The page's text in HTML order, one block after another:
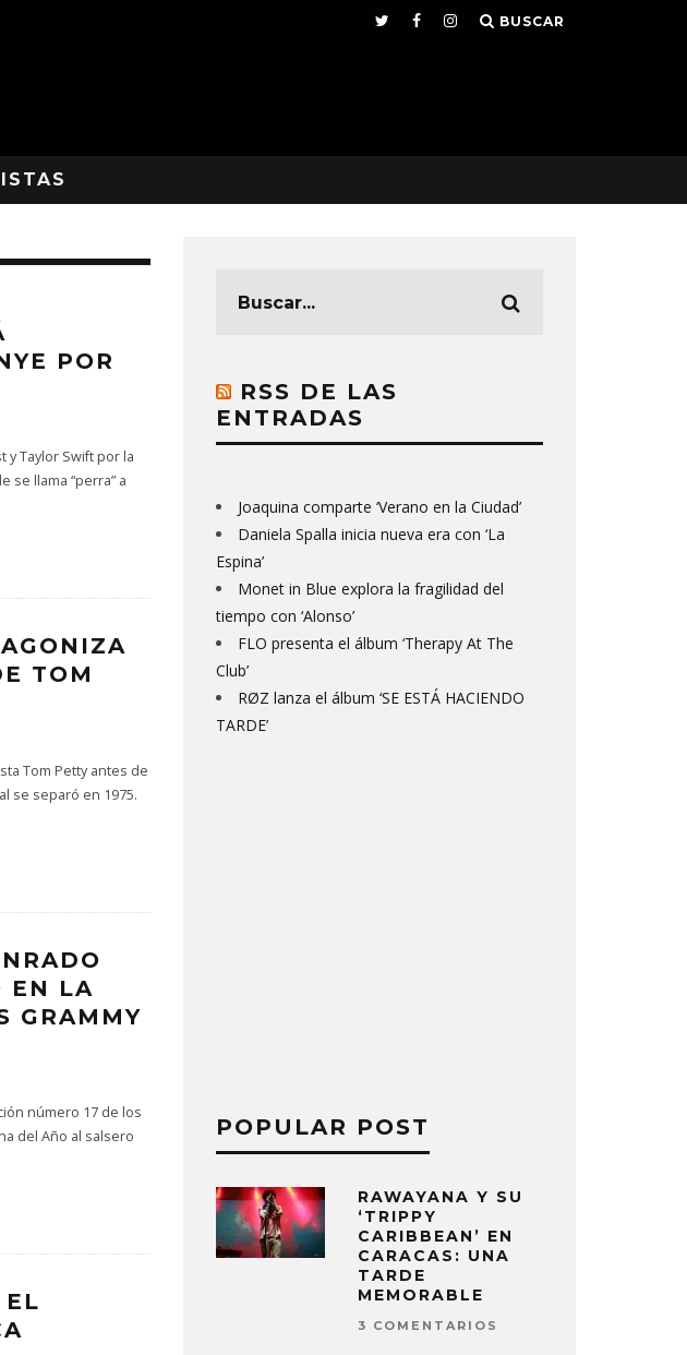
BUSCAR
POR
y Taylor Swift por la
se llama “perra” a
TOM
Tom Petty antes de
se separó en 1975.
EN LA
GRAMMY
número 17 de los
del Año al salsero
RSS DE LAS
ENTRADAS
Joaquina comparte ‘Verano en la Ciudad’
Daniela Spalla inicia nueva era con ‘La
Espina’
Monet in Blue explora la fragilidad del
tiempo con ‘Alonso’
FLO presenta el álbum ‘Therapy At The
Club’
RØZ lanza el álbum ‘SE ESTÁ HACIENDO
TARDE’
POPULAR POST
RAWAYANA Y SU
‘TRIPPY
CARIBBEAN’ EN
CARACAS: UNA
TARDE
MEMORABLE
3 COMENTARIOS